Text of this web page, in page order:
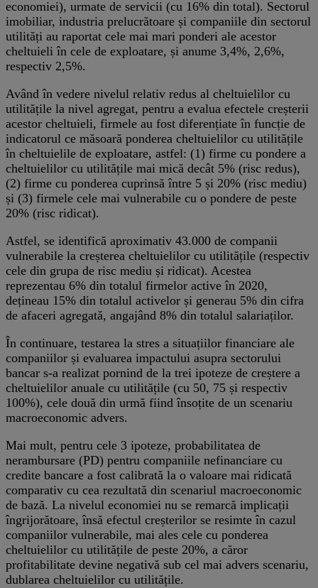
economiei), urmate de servicii (cu 16% din total). Sectorul
imobiliar, industria prelucrătoare și companiile din sectorul
utilități au raportat cele mai mari ponderi ale acestor
cheltuieli în cele de exploatare, și anume 3,4%, 2,6%,
respectiv 2,5%.
Având în vedere nivelul relativ redus al cheltuielilor cu
utilitățile la nivel agregat, pentru a evalua efectele creșterii
acestor cheltuieli, firmele au fost diferențiate în funcție de
indicatorul ce măsoară ponderea cheltuielilor cu utilitățile
în cheltuielile de exploatare, astfel: (1) firme cu pondere a
cheltuielilor cu utilitățile mai mică decât 5% (risc redus),
(2) firme cu ponderea cuprinsă între 5 și 20% (risc mediu)
și (3) firmele cele mai vulnerabile cu o pondere de peste
20% (risc ridicat).
Astfel, se identifică aproximativ 43.000 de companii
vulnerabile la creșterea cheltuielilor cu utilitățile (respectiv
cele din grupa de risc mediu și ridicat). Acestea
reprezentau 6% din totalul firmelor active în 2020,
dețineau 15% din totalul activelor și generau 5% din cifra
de afaceri agregată, angajând 8% din totalul salariaților.
În continuare, testarea la stres a situațiilor financiare ale
companiilor și evaluarea impactului asupra sectorului
bancar s-a realizat pornind de la trei ipoteze de creștere a
cheltuielilor anuale cu utilitățile (cu 50, 75 și respectiv
100%), cele două din urmă fiind însoțite de un scenariu
macroeconomic advers.
Mai mult, pentru cele 3 ipoteze, probabilitatea de
nerambursare (PD) pentru companiile nefinanciare cu
credite bancare a fost calibrată la o valoare mai ridicată
comparativ cu cea rezultată din scenariul macroeconomic
de bază. La nivelul economiei nu se remarcă implicații
îngrijorătoare, însă efectul creșterilor se resimte în cazul
companiilor vulnerabile, mai ales cele cu ponderea
cheltuielilor cu utilitățile de peste 20%, a căror
profitabilitate devine negativă sub cel mai advers scenariu,
dublarea cheltuielilor cu utilitățile.